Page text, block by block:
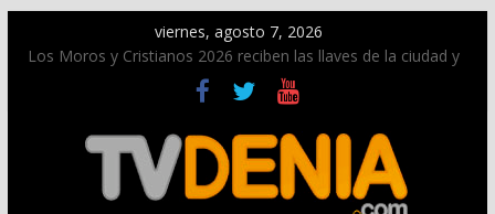
viernes, agosto 7, 2026
Los Moros y Cristianos 2026 reciben las llaves de la ciudad y
dan inicio a las fiestas en Dénia
El bando moro protagonista en la Segunda Entraeta Festera
Paco Adsuar dona al Arxiu de Dénia más de 50.000 imágenes
de la memoria visual de la ciudad
La Entraeta Festera llena de ambiente la calle Marqués de
Campo con la recepción a la Capitanía Cristiana